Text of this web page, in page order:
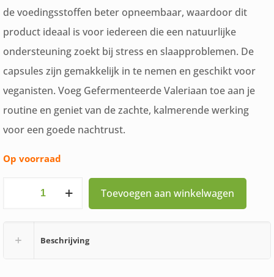
de voedingsstoffen beter opneembaar, waardoor dit
product ideaal is voor iedereen die een natuurlijke
ondersteuning zoekt bij stress en slaapproblemen. De
capsules zijn gemakkelijk in te nemen en geschikt voor
veganisten. Voeg Gefermenteerde Valeriaan toe aan je
routine en geniet van de zachte, kalmerende werking
voor een goede nachtrust.
Op voorraad
Valeriaan
Gefermenteerd
Toevoegen aan winkelwagen
Beschrijving